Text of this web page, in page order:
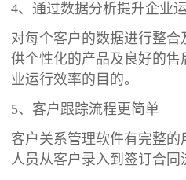
4、通过数据分析提升企业
对每个客户的数据进行整
供个性化的产品及良好的
业运行效率的目的。
5、客户跟踪流程更简单
客户关系管理软件有完整
人员从客户录入到签订合同